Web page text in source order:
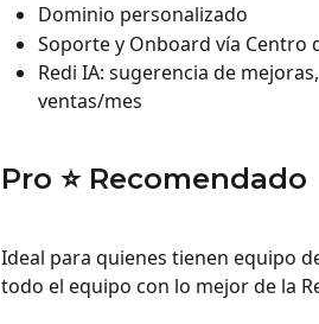
Dominio personalizado
Soporte y Onboard vía Centro
Redi IA: sugerencia de
ventas/mes
Pro ⭐ Recomendado
Ideal para quienes tienen equipo
todo el equipo con lo mejor de la